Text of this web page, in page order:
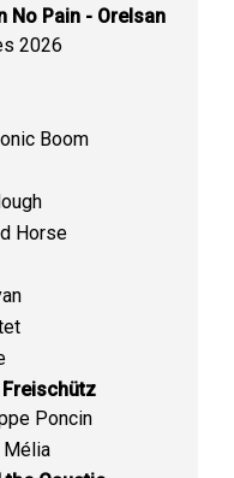
No Pain - Orelsan
2026
Boom
Horse
Freischütz
Poncin